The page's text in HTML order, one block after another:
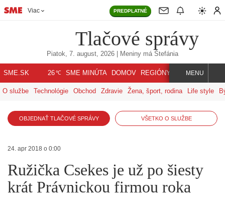
Viac PREDPLATNÉ
Tlačové správy
Piatok, 7. august, 2026 | Meniny má Štefánia
SME.SK 26℃ SME MINÚTA DOMOV REGIÓNY INDEX SVET
MENU
O službe Technológie Obchod Zdravie Žena, šport, rodina Life style
OBJEDNAŤ TLAČOVÉ SPRÁVY VŠETKO O SLUŽBE
24. apr 2018 o 0:00
Ružička Csekes je už po šiesty
krát Právnickou firmou roka